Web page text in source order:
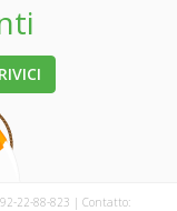
22-88-823 | Contatto: